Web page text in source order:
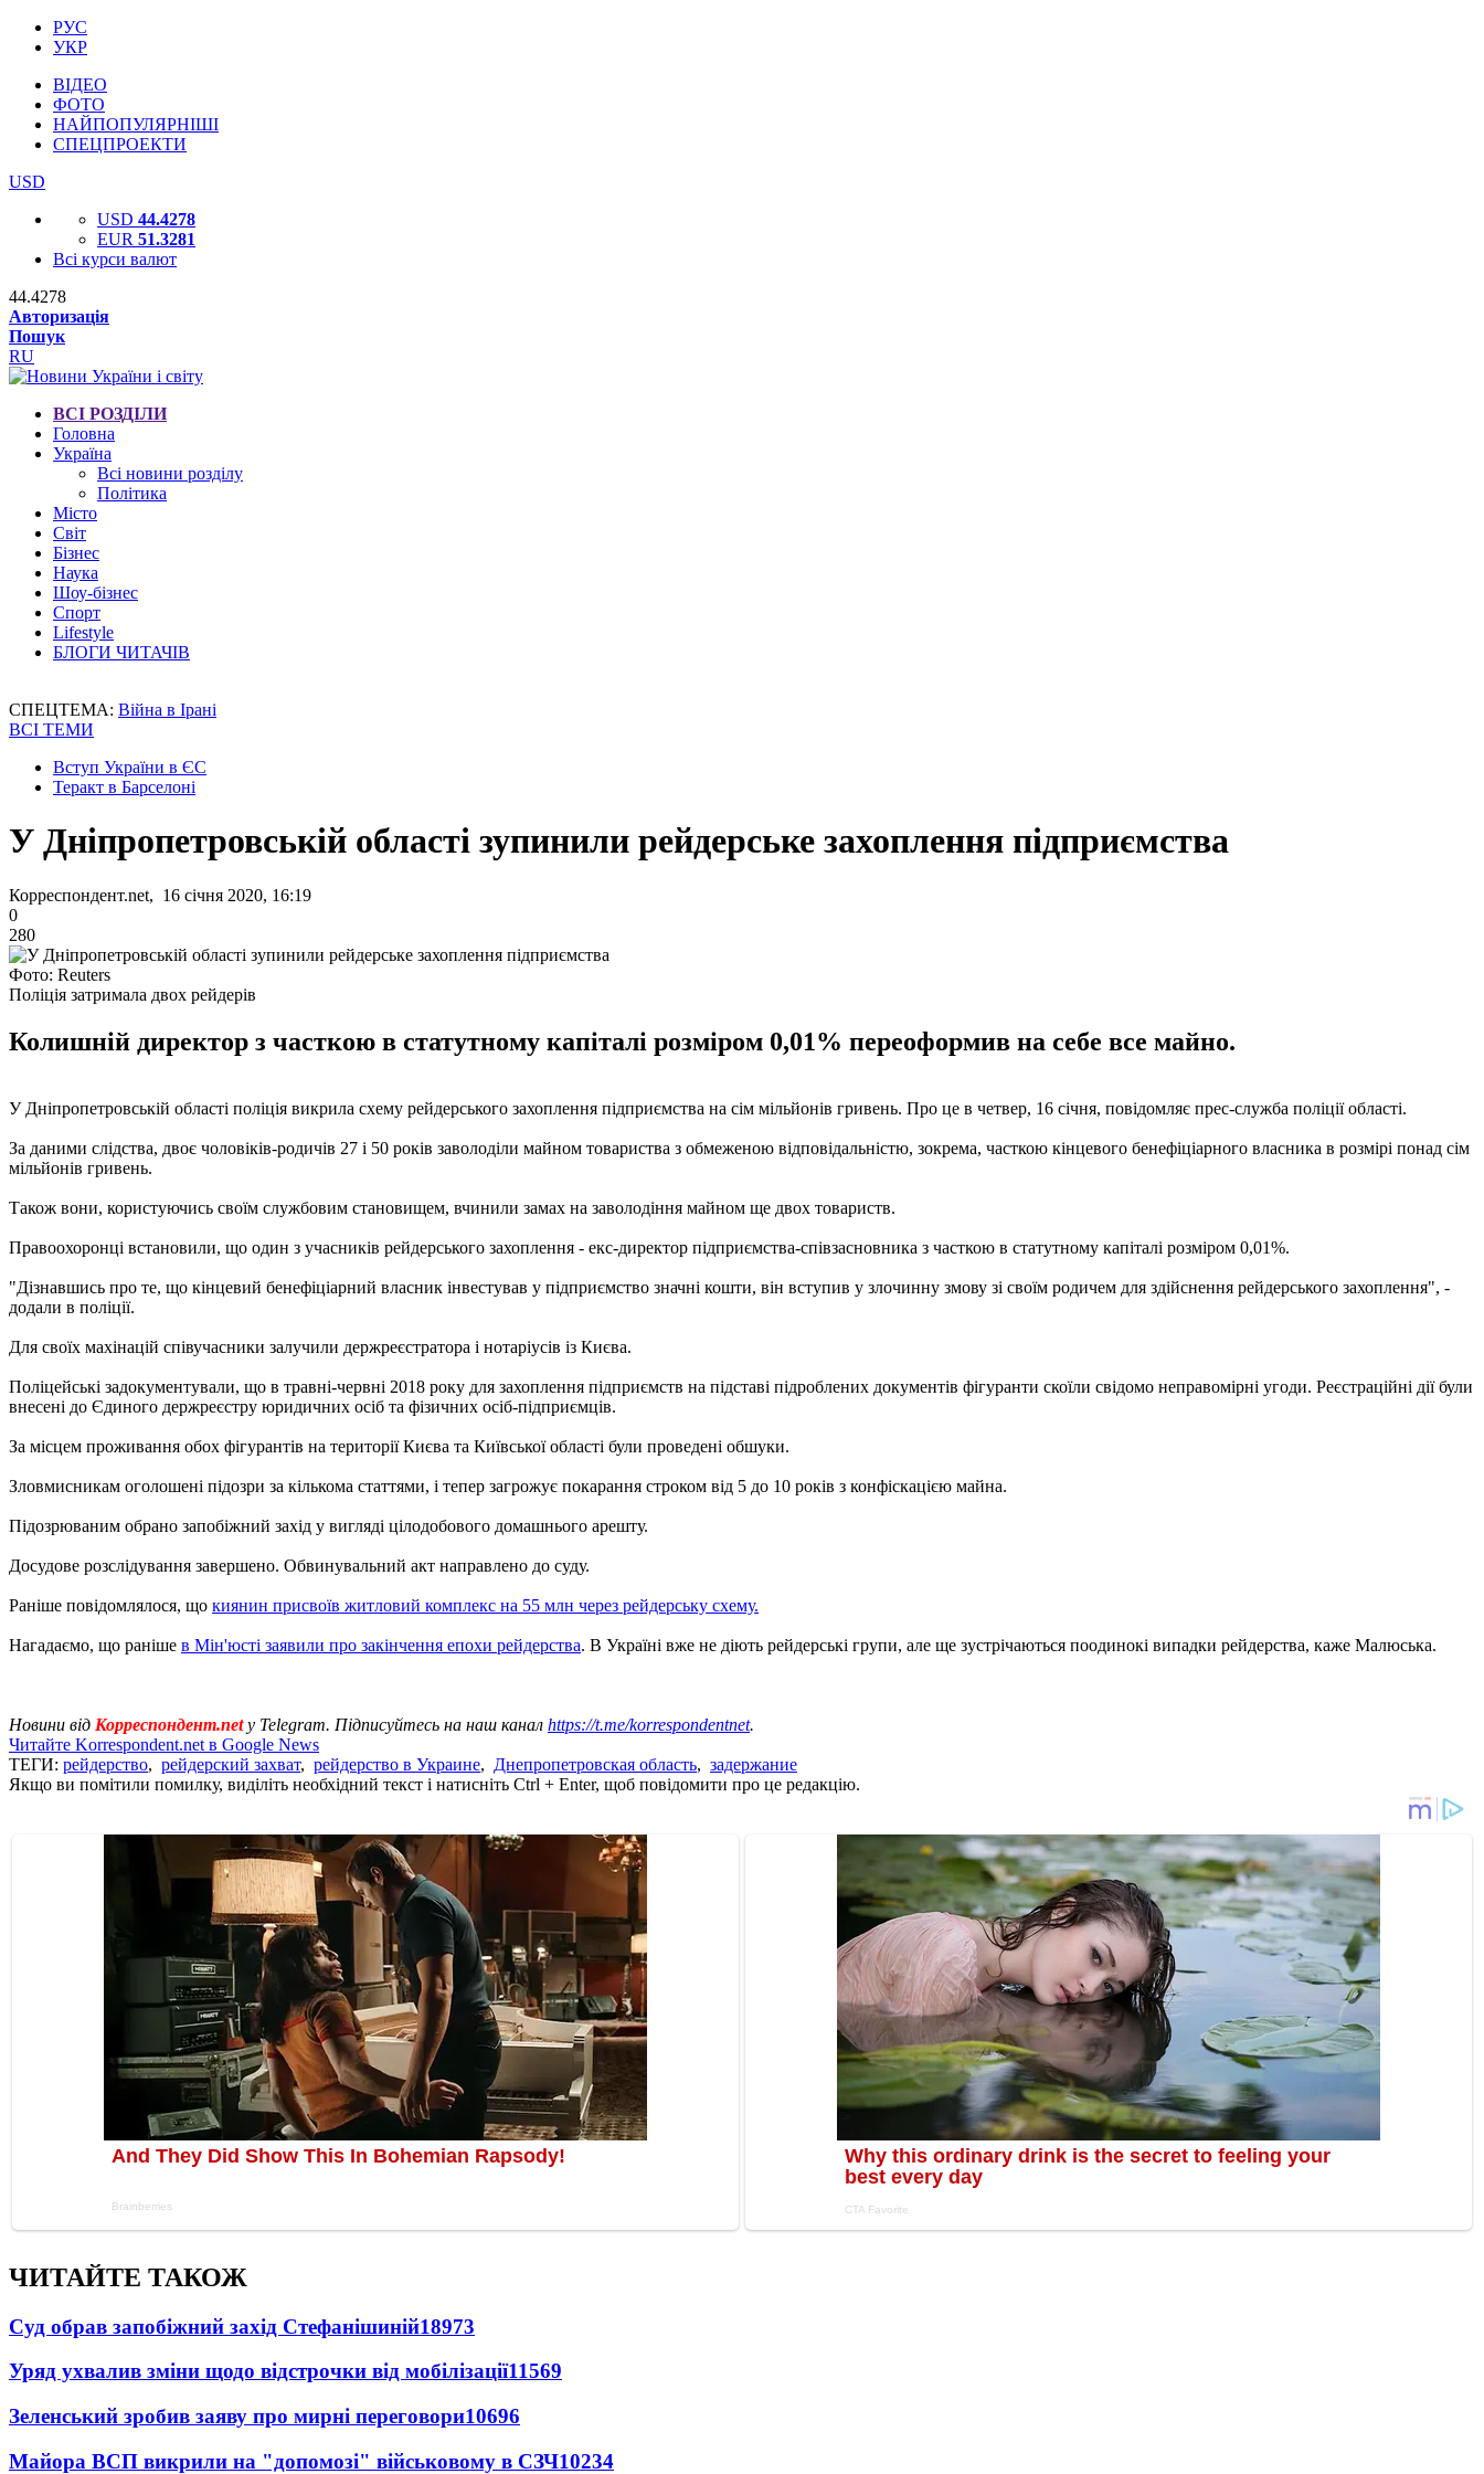
РУС
УКР
ВІДЕО
ФОТО
НАЙПОПУЛЯРНІШІ
СПЕЦПРОЕКТИ
USD
USD 44.4278
EUR 51.3281
Всі курси валют
44.4278
Авторизація
Пошук
RU
ВСІ РОЗДІЛИ
Головна
Україна
Всі новини розділу
Політика
Місто
Світ
Бізнес
Наука
Шоу-бізнес
Спорт
Lifestyle
БЛОГИ ЧИТАЧІВ
СПЕЦТЕМА: Війна в Ірані
ВСІ ТЕМИ
Вступ України в ЄС
Теракт в Барселоні
У Дніпропетровській області зупинили рейдерське захоплення підприємства
Корреспондент.net, 16 січня 2020, 16:19
0
280
Фото: Reuters
Поліція затримала двох рейдерів
Колишній директор з часткою в статутному капіталі розміром 0,01% переоформив на себе все майно.
У Дніпропетровській області поліція викрила схему рейдерського захоплення підприємства на сім мільйонів гривень. Про це в четвер, 16 січня, повідомляє прес-служба поліції області.
За даними слідства, двоє чоловіків-родичів 27 і 50 років заволоділи майном товариства з обмеженою відповідальністю, зокрема, часткою кінцевого бенефіціарного власника в розмірі понад сім
мільйонів гривень.
Також вони, користуючись своїм службовим становищем, вчинили замах на заволодіння майном ще двох товариств.
Правоохоронці встановили, що один з учасників рейдерського захоплення - екс-директор підприємства-співзасновника з часткою в статутному капіталі розміром 0,01%.
"Дізнавшись про те, що кінцевий бенефіціарний власник інвестував у підприємство значні кошти, він вступив у злочинну змову зі своїм родичем для здійснення рейдерського захоплення", -
додали в поліції.
Для своїх махінацій співучасники залучили держреєстратора і нотаріусів із Києва.
Поліцейські задокументували, що в травні-червні 2018 року для захоплення підприємств на підставі підроблених документів фігуранти скоїли свідомо неправомірні угоди. Реєстраційні дії були
внесені до Єдиного держреєстру юридичних осіб та фізичних осіб-підприємців.
За місцем проживання обох фігурантів на території Києва та Київської області були проведені обшуки.
Зловмисникам оголошені підозри за кількома статтями, і тепер загрожує покарання строком від 5 до 10 років з конфіскацією майна.
Підозрюваним обрано запобіжний захід у вигляді цілодобового домашнього арешту.
Досудове розслідування завершено. Обвинувальний акт направлено до суду.
Раніше повідомлялося, що киянин присвоїв житловий комплекс на 55 млн через рейдерську схему.
Нагадаємо, що раніше в Мін'юсті заявили про закінчення епохи рейдерства. В Україні вже не діють рейдерські групи, але ще зустрічаються поодинокі випадки рейдерства, каже Малюська.
Новини від Корреспондент.net у Telegram. Підписуйтесь на наш канал https://t.me/korrespondentnet.
Читайте Korrespondent.net в Google News
ТЕГИ: рейдерство, рейдерский захват, рейдерство в Украине, Днепропетровская область, задержание
Якщо ви помітили помилку, виділіть необхідний текст і натисніть Ctrl + Enter, щоб повідомити про це редакцію.
ЧИТАЙТЕ ТАКОЖ
Суд обрав запобіжний захід Стефанішиній18973
Уряд ухвалив зміни щодо відстрочки від мобілізації11569
Зеленський зробив заяву про мирні переговори10696
Майора ВСП викрили на "допомозі" військовому в СЗЧ10234